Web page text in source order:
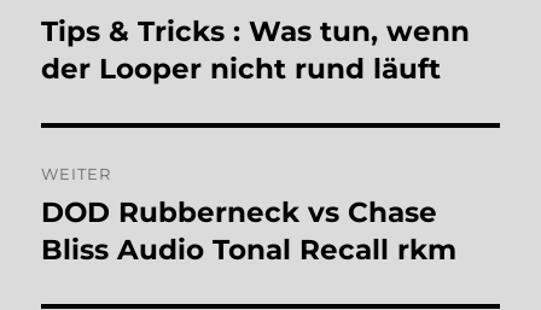
Vorheriger
Beitrag:
Tips & Tricks : Was tun, wenn
der Looper nicht rund läuft
WEITER
Nächster
Beitrag:
DOD Rubberneck vs Chase
Bliss Audio Tonal Recall rkm